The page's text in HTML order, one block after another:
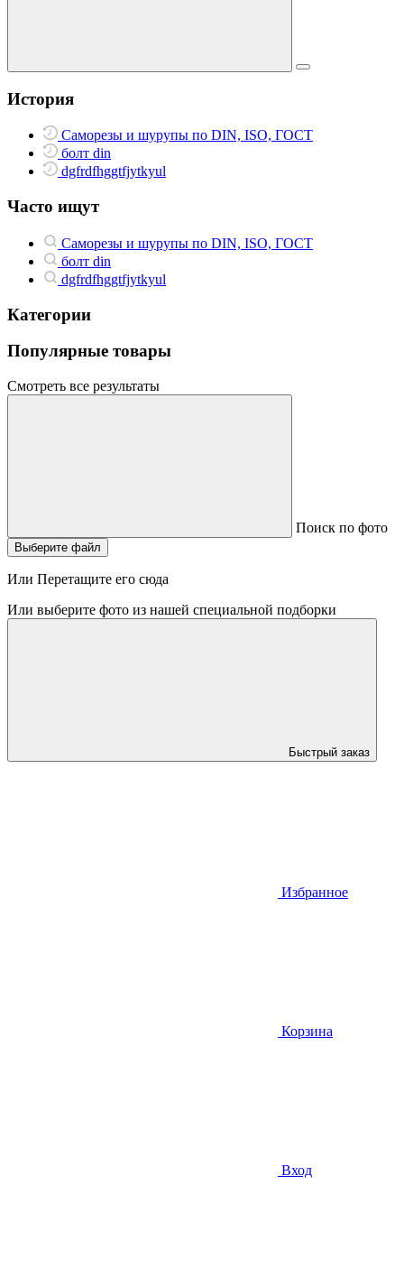
История
Саморезы и шурупы по DIN, ISO, ГОСТ
болт din
dgfrdfhggtfjytkyul
Часто ищут
Саморезы и шурупы по DIN, ISO, ГОСТ
болт din
dgfrdfhggtfjytkyul
Категории
Популярные товары
Смотреть все результаты
Поиск по фото
Выберите файл
Или Перетащите его сюда
Или выберите фото из нашей специальной подборки
Быстрый заказ
Избранное
Корзина
Вход